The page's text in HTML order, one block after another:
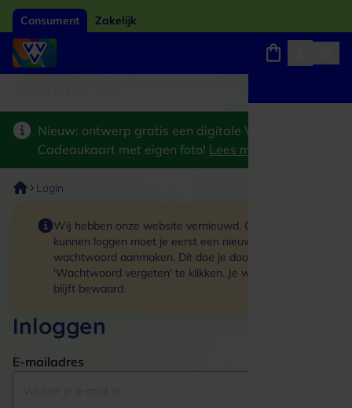
Consument Zakelijk
Nieuw: ontwerp gratis een digitale VVV
Cadeaukaart met eigen foto! Lees meer
Login
Wij hebben onze website vernieuwd. Om in te
kunnen loggen moet je eerst een nieuw
wachtwoord aanmaken. Dit doe je door op de link
'Wachtwoord vergeten' te klikken. Je winkelmand
blijft bewaard.
Inloggen
E-mailadres